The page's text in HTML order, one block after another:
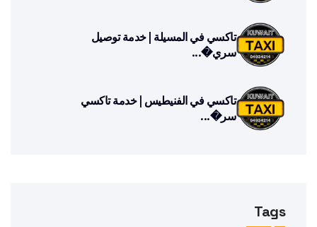
تاكسي في المسيلة | خدمة توصيل
سري�...
تاكسي في الفنيطيس | خدمة تاكسي
سر�...
Tags